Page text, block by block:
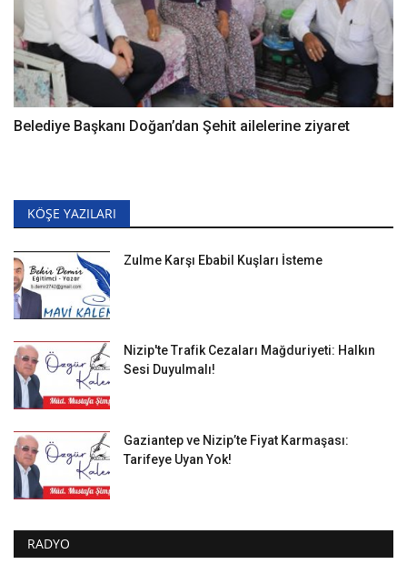
Belediye Başkanı Doğan’dan Şehit ailelerine ziyaret
KÖŞE YAZILARI
Zulme Karşı Ebabil Kuşları İsteme
Nizip'te Trafik Cezaları Mağduriyeti: Halkın
Sesi Duyulmalı!
Gaziantep ve Nizip’te Fiyat Karmaşası:
Tarifeye Uyan Yok!
RADYO